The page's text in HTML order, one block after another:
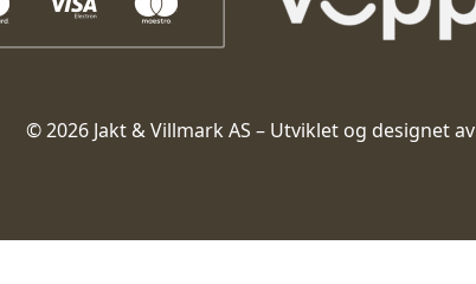
© 2026 Jakt & Villmark AS – Utviklet og designet av